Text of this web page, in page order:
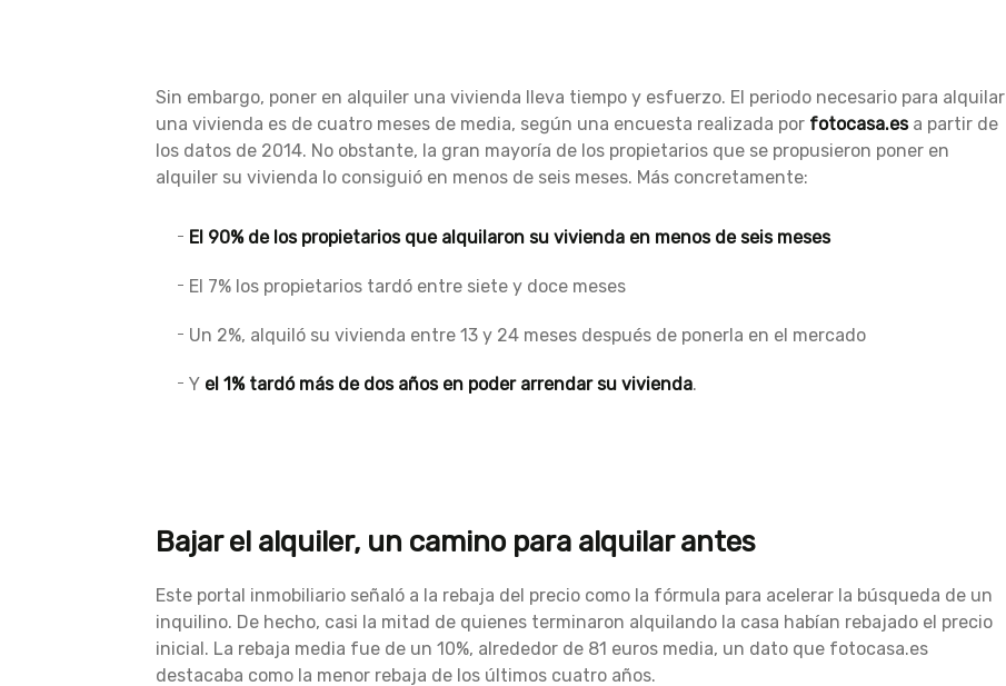
Sin embargo, poner en alquiler una vivienda lleva tiempo y esfuerzo. El periodo necesario para alquilar
una vivienda es de cuatro meses de media, según una encuesta realizada por fotocasa.esa partir de
los datos de 2014. No obstante, la gran mayoría de los propietarios que se propusieron poner en
alquiler su vivienda lo consiguió en menos de seis meses. Más concretamente:
El 90% de los propietarios que alquilaron su vivienda en menos de seis meses
El 7% los propietarios tardó entre siete y doce meses
Un 2%, alquiló su vivienda entre 13 y 24 meses después de ponerla en el mercado
Y el 1% tardó más de dos años en poder arrendar su vivienda.
Bajar el alquiler, un camino para alquilar antes
Este portal inmobiliario señaló a la rebaja del precio como la fórmula para acelerar la búsqueda de un
inquilino. De hecho, casi la mitad de quienes terminaron alquilando la casa habían rebajado el precio
inicial. La rebaja media fue de un 10%, alrededor de 81 euros media, un dato que fotocasa.es
destacaba como la menor rebaja de los últimos cuatro años.